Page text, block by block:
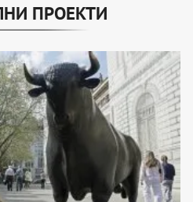
ПРОЕКТИ